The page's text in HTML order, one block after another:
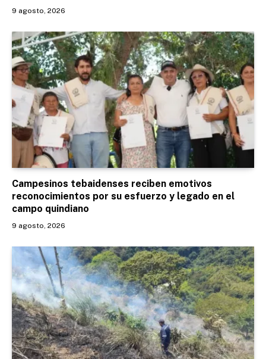
9 agosto, 2026
Campesinos tebaidenses reciben emotivos
reconocimientos por su esfuerzo y legado en el
campo quindiano
9 agosto, 2026